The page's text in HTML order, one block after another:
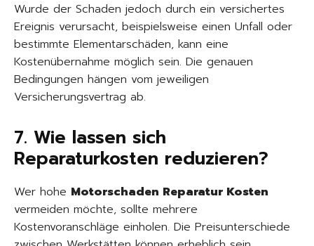
Wurde der Schaden jedoch durch ein versichertes
Ereignis verursacht, beispielsweise einen Unfall oder
bestimmte Elementarschäden, kann eine
Kostenübernahme möglich sein. Die genauen
Bedingungen hängen vom jeweiligen
Versicherungsvertrag ab.
7. Wie lassen sich
Reparaturkosten reduzieren?
Wer hohe Motorschaden Reparatur Kosten
vermeiden möchte, sollte mehrere
Kostenvoranschläge einholen. Die Preisunterschiede